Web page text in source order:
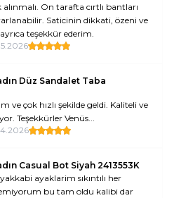
On tarafta cırtlı bantları
Saticinin dikkati, özeni ve
teşekkür ederim.
Düz Sandalet Taba
ve çok hızlı şekilde geldi. Kaliteli ve
Teşekkürler Venüs...
Casual Bot Siyah 2413553K
ayaklarim sıkıntılı her
bu tam oldu kalibi dar